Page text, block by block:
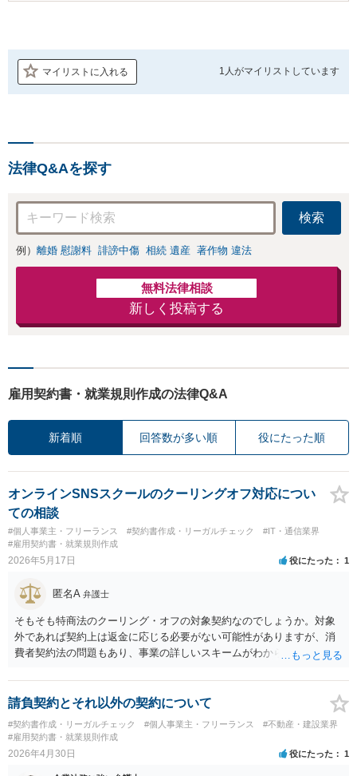
マイリストに入れる 1人がマイリストしています
法律Q&Aを探す
検索
例） 離婚 慰謝料 誹謗中傷 相続 遺産 著作物 違法
無料法律相談
新しく投稿する
雇用契約書・就業規則作成の法律Q&A
新着順 回答数が多い順 役にたった順
オンラインSNSスクールのクーリングオフ対応につい
ての相談
#個人事業主・フリーランス #契約書作成・リーガルチェック
#IT・通信業界
#雇用契約書・就業規則作成
2026年5月17日 役にたった 1
匿名A 弁護士
そもそも特商法のクーリング・オフの対象契約なのでしょうか。対象
外であれば契約上は返金に応じる必要がない可能性がありますが、消
費者契約法の問題もあり、事業の詳しいスキームがわからなければ回
認識しておくべき基本事項です）。仮に特商法が適用されるなら、ク
ーリング・オフは消費者の負担なしの全額返還になるため、違約金や
利用済み料金を差し引くことができませんし、中途解約でも特商法の
もとでは違約金等の上限が決まっています。 率直に申し上げると、企
業法務の話になるため、公開の場で（無料で）聞くのではなく、弁護
請負契約とそれ以外の契約について
#契約書作成・リーガルチェック #個人事業主・フリーランス
#不動産・建設業界
#雇用契約書・就業規則作成
2026年4月30日 役にたった 1